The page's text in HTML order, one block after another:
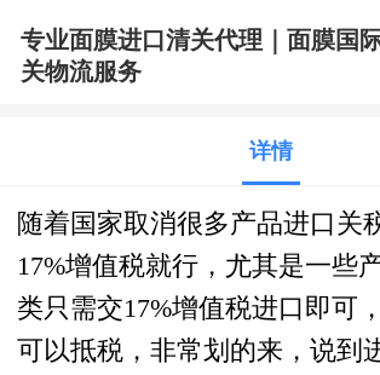
专业面膜进口清关代理｜面膜国
关物流服务
详情
随着国家取消很多产品进口关
17%增值税就行，尤其是一些
类只需交17%增值税进口即可
可以抵税，非常划的来，说到